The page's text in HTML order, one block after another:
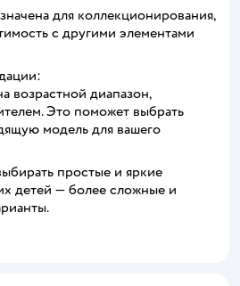
для коллекционирования,
с другими элементами
возрастной диапазон,
Это поможет выбрать
модель для вашего
простые и яркие
детей — более сложные и